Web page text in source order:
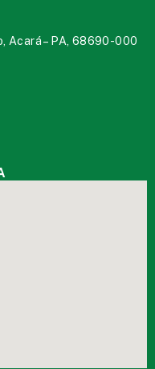
Acará – PA, 68690-000